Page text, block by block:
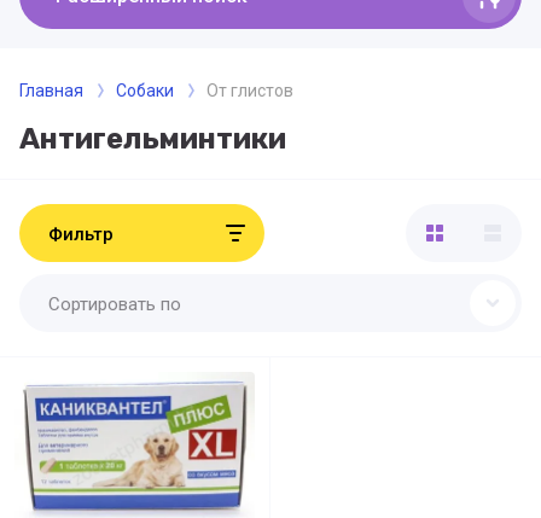
Главная Собаки От глистов
Антигельминтики
Фильтр
Сортировать по